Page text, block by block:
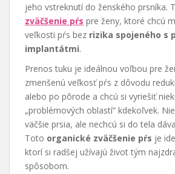
jeho vstreknutí do ženského prsníka.
zväčšenie pŕs pre ženy, ktoré chcú
veľkosti pŕs bez rizika spojeného s
implantátmi.
Prenos tuku je ideálnou voľbou pre
zmenšenú veľkosť pŕs z dôvodu
alebo po pôrode a chcú si vyriešiť
„problémových oblastí“ kdekoľvek.
väčšie prsia, ale nechcú si do tela
Toto organické zväčšenie pŕs je
ktorí si radšej užívajú život tým
spôsobom.